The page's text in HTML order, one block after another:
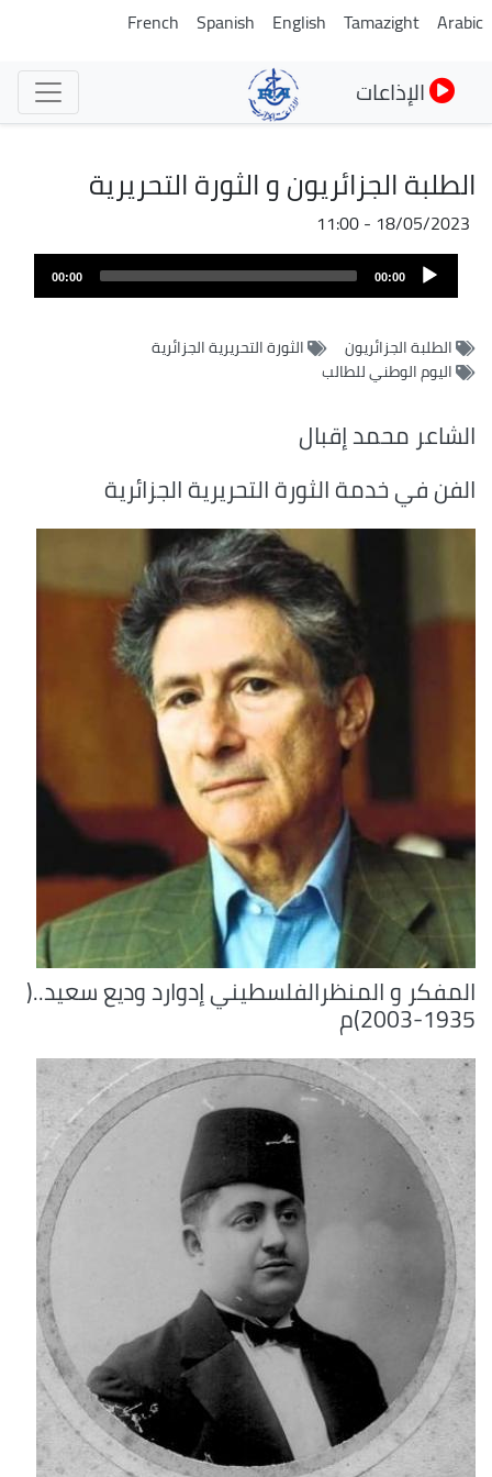
تجاوز
Arabic
Tamazight
English
Spanish
French
الإذاعات
الطلبة الجزائريون و الثورة التحريرية
18/05/2023 - 11:00
Audio
Player
00:00
00:00
الطلبة الجزائريون
الثورة التحريرية الجزائرية
اليوم الوطني للطالب
الشاعر محمد إقبال
الفن في خدمة الثورة التحريرية الجزائرية
المفكر و المنظرالفلسطيني إدوارد وديع سعيد..(
1935-2003)م